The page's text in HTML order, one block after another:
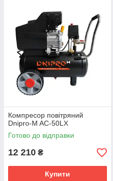
Компресор повітряний
Dnipro-M AC-50LX
Готово до відправки
12 210 ₴
Купити